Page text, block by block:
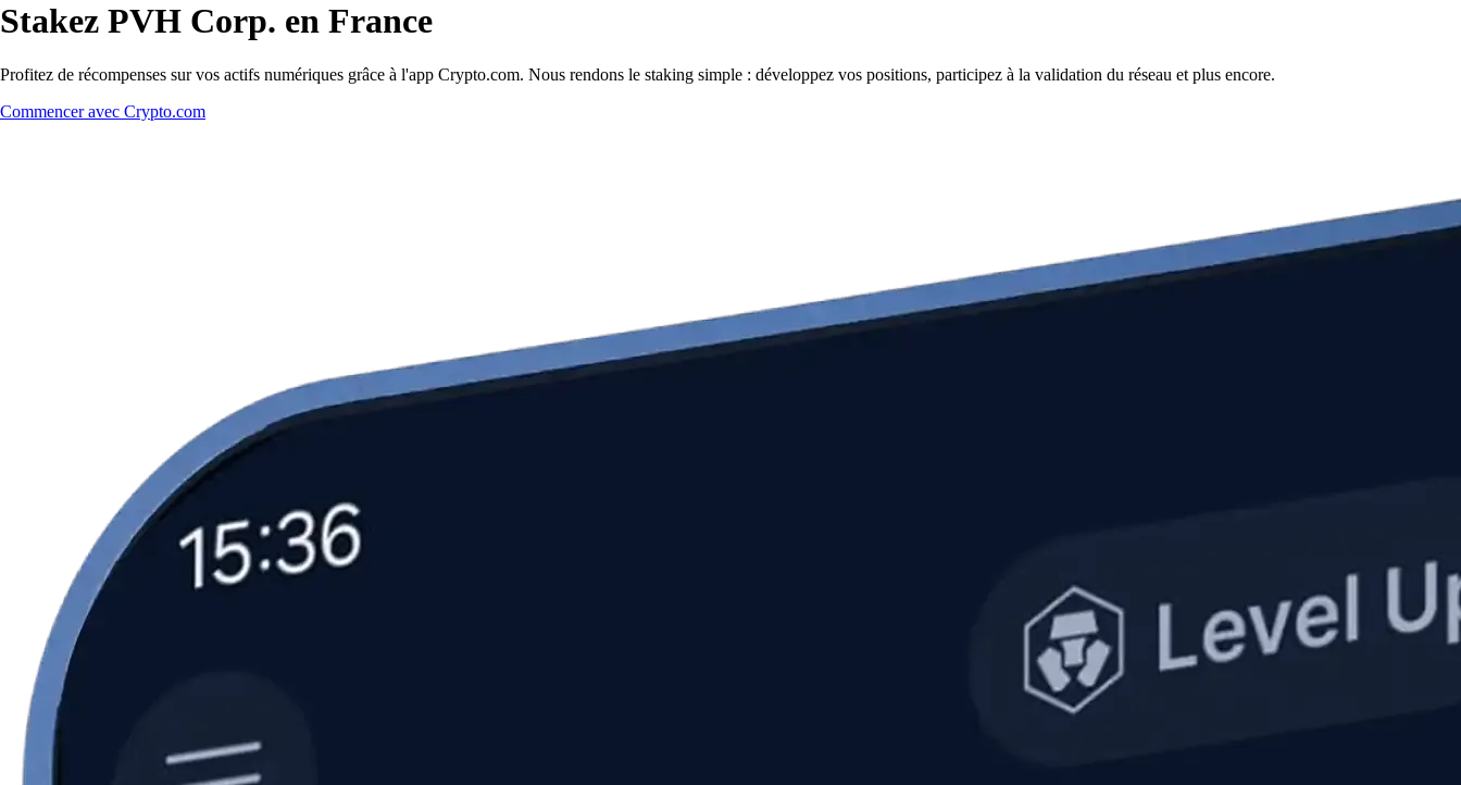
Stakez PVH Corp. en France
Profitez de récompenses sur vos actifs numériques grâce à l'app Crypto.com. Nous rendons le staking simple : développez vos positions, participez à la validation du réseau et plus encore.
Commencer avec Crypto.com